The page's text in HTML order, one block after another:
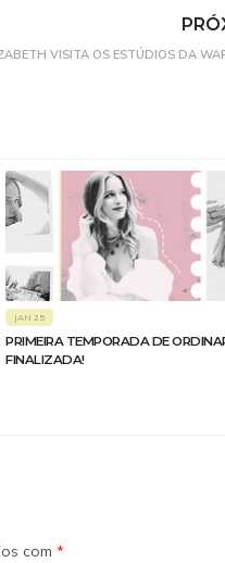
VISITA OS ESTÚDIOS DA
JAN 25
PRIMEIRA TEMPORADA DE
FINALIZADA!
com *